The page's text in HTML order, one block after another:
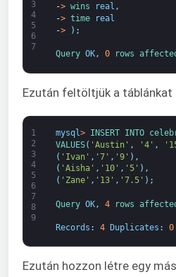
3
4
5
6
7
-> wins real ,
-> time
real
-> ) ;
Query OK, 0 rows
Ezután feltöltjük a táblánkat
1
2
3
4
5
6
7
8
9
mysql> INSERT INTO
VALUES( 'Austin' , '4' ,
( 'Ivan' , '7' , '9' ) ,
( 'Aisha' , '10' , '5' ) ,
( 'Zane' , '13' , '7.5' ) ;
Query OK, 4 rows
Records : 4 Duplicates : 0
Ezután hozzon létre egy